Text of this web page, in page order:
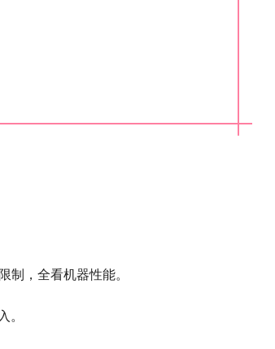
制，全看机器性能。
。